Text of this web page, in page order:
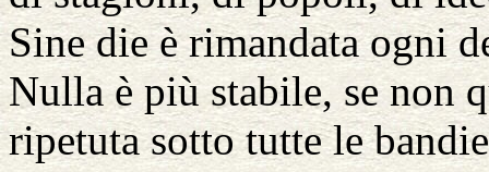
Sine die è rimandata ogni
Nulla è più stabile, se non
ripetuta sotto tutte le